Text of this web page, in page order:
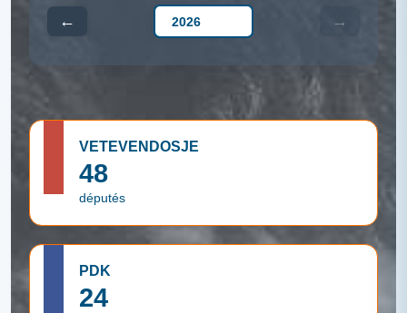
← →
VETEVENDOSJE
48
députés
PDK
24